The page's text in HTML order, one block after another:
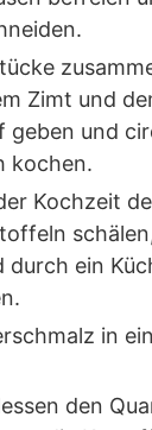
Zimt und
geben und
kochen.
Kochzeit
durch ein
in
den